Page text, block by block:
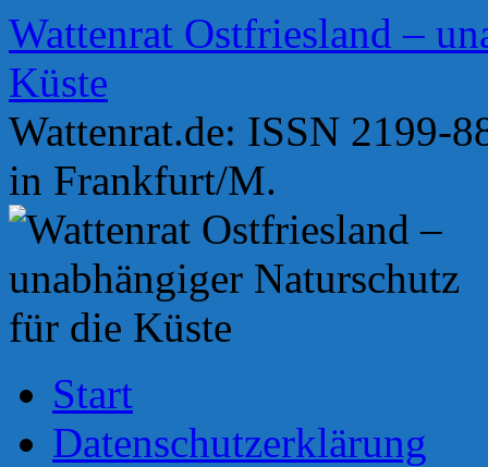
Zum
Inhalt
springen
Wattenrat Ostfriesland –
Küste
Wattenrat.de: ISSN 2199-
in Frankfurt/M.
Start
Datenschutzerklärung